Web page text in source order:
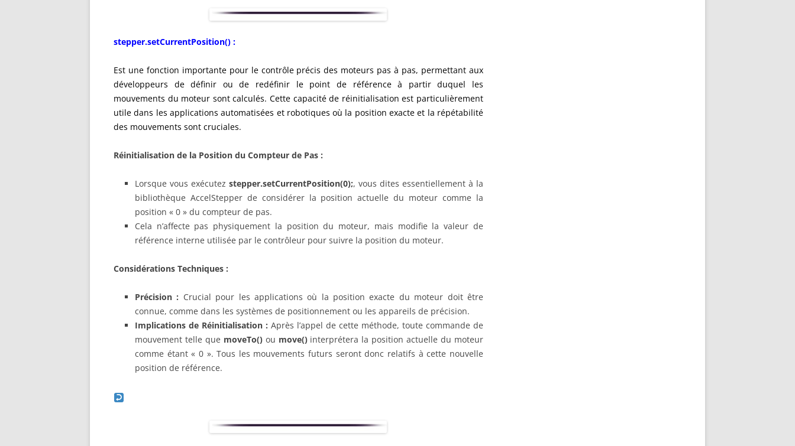
stepper.setCurrentPosition() :
Est une fonction importante pour le contrôle précis des moteurs pas à pas, permettant aux
développeurs de définir ou de redéfinir le point de référence à partir duquel les
mouvements du moteur sont calculés. Cette capacité de réinitialisation est particulièrement
utile dans les applications automatisées et robotiques où la position exacte et la répétabilité
des mouvements sont cruciales.
Réinitialisation de la Position du Compteur de Pas :
Lorsque vous exécutez stepper.setCurrentPosition(0);, vous dites essentiellement à la
bibliothèque AccelStepper de considérer la position actuelle du moteur comme la
position « 0 » du compteur de pas.
Cela n’affecte pas physiquement la position du moteur, mais modifie la valeur de
référence interne utilisée par le contrôleur pour suivre la position du moteur.
Considérations Techniques :
Précision : Crucial pour les applications où la position exacte du moteur doit être
connue, comme dans les systèmes de positionnement ou les appareils de précision.
Implications de Réinitialisation : Après l’appel de cette méthode, toute commande de
mouvement telle que moveTo()ou move()interprétera la position actuelle du moteur
comme étant « 0 ». Tous les mouvements futurs seront donc relatifs à cette nouvelle
position de référence.